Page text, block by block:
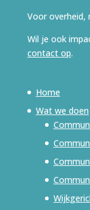
Voor overheid,
Wil je ook
contact op.
Home
Wat we doen